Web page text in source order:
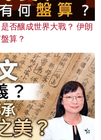
否釀成世界大戰？ 伊朗
算？